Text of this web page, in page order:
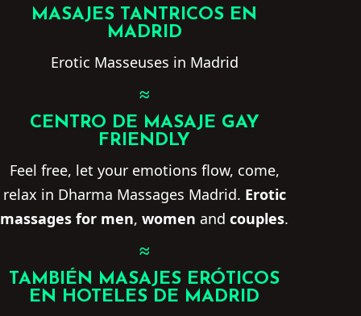
MASAJES TANTRICOS EN
MADRID
Erotic Masseuses in Madrid
≈
CENTRO DE MASAJE GAY
FRIENDLY
Feel free, let your emotions flow, come,
relax in Dharma Massages Madrid. Erotic
massages for men,women andcouples.
≈
TAMBIÉN MASAJES ERÓTICOS
EN HOTELES DE MADRID